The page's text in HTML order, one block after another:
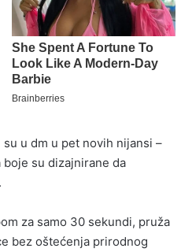
u dm u pet novih nijansi –
boje su dizajnirane da
za samo 30 sekundi, pruža
bez oštećenja prirodnog